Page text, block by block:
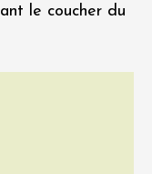
le coucher du